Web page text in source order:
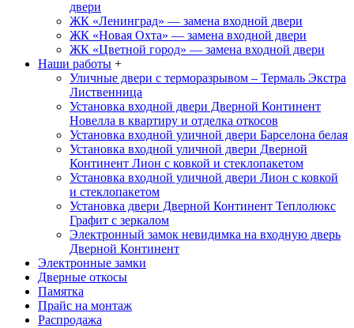
двери
ЖК «Ленинград» — замена входной двери
ЖК «Новая Охта» — замена входной двери
ЖК «Цветной город» — замена входной двери
Наши работы +
Уличные двери с терморазрывом – Термаль Экстра
Лиственница
Установка входной двери Дверной Континент
Новелла в квартиру и отделка откосов
Установка входной уличной двери Барселона белая
Установка входной уличной двери Дверной
Континент Лион с ковкой и стеклопакетом
Установка входной уличной двери Лион с ковкой
и стеклопакетом
Установка двери Дверной Континент Теплолюкс
Графит с зеркалом
Электронный замок невидимка на входную дверь
Дверной Континент
Электронные замки
Дверные откосы
Памятка
Прайс на монтаж
Распродажа